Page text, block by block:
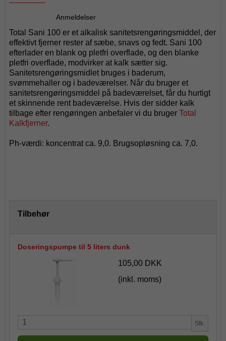
Anmeldelser
Total Sani 100 er et alkalisk sanitetsrengøringsmiddel, der
effektivt fjerner rester af sæbe, snavs og fedt. Sani 100
efterlader en blank og pletfri overflade, og den blanke
pletfri overflade, modvirker at kalk sætter sig.
Sanitetsrengøringsmidlet bruges i baderum,
svømmehaller og i badeværelser. Når du bruger et
sanitetsrengøringsmiddel på badeværelset, får du hurtigt
et skinnende rent badeværelse. Hvis der sidder kalk
tilbage efter rengøringen anbefaler vi du bruger Total
Kalkfjerner.
Ph-værdi: koncentrat ca. 9,0. Brugsopløsning ca. 7,0.
Tilbehør
Doseringspumpe til 5 liters dunk
105,00 DKK
(inkl. moms)
Stk.